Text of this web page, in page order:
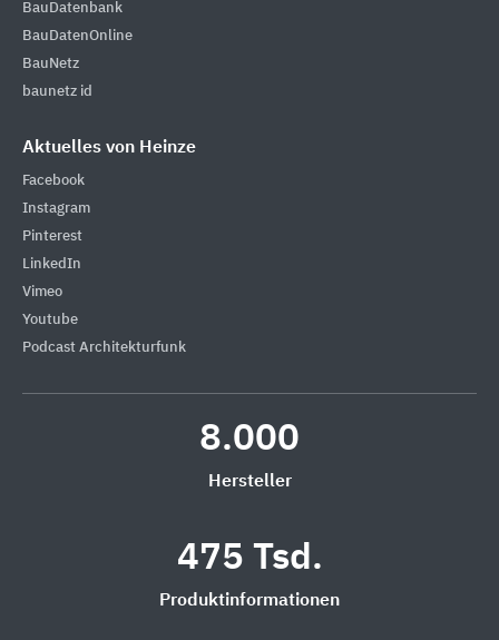
BauDatenbank
BauDatenOnline
BauNetz
baunetz id
Aktuelles von Heinze
Facebook
Instagram
Pinterest
LinkedIn
Vimeo
Youtube
Podcast Architekturfunk
8.000
Hersteller
475 Tsd.
Produktinformationen